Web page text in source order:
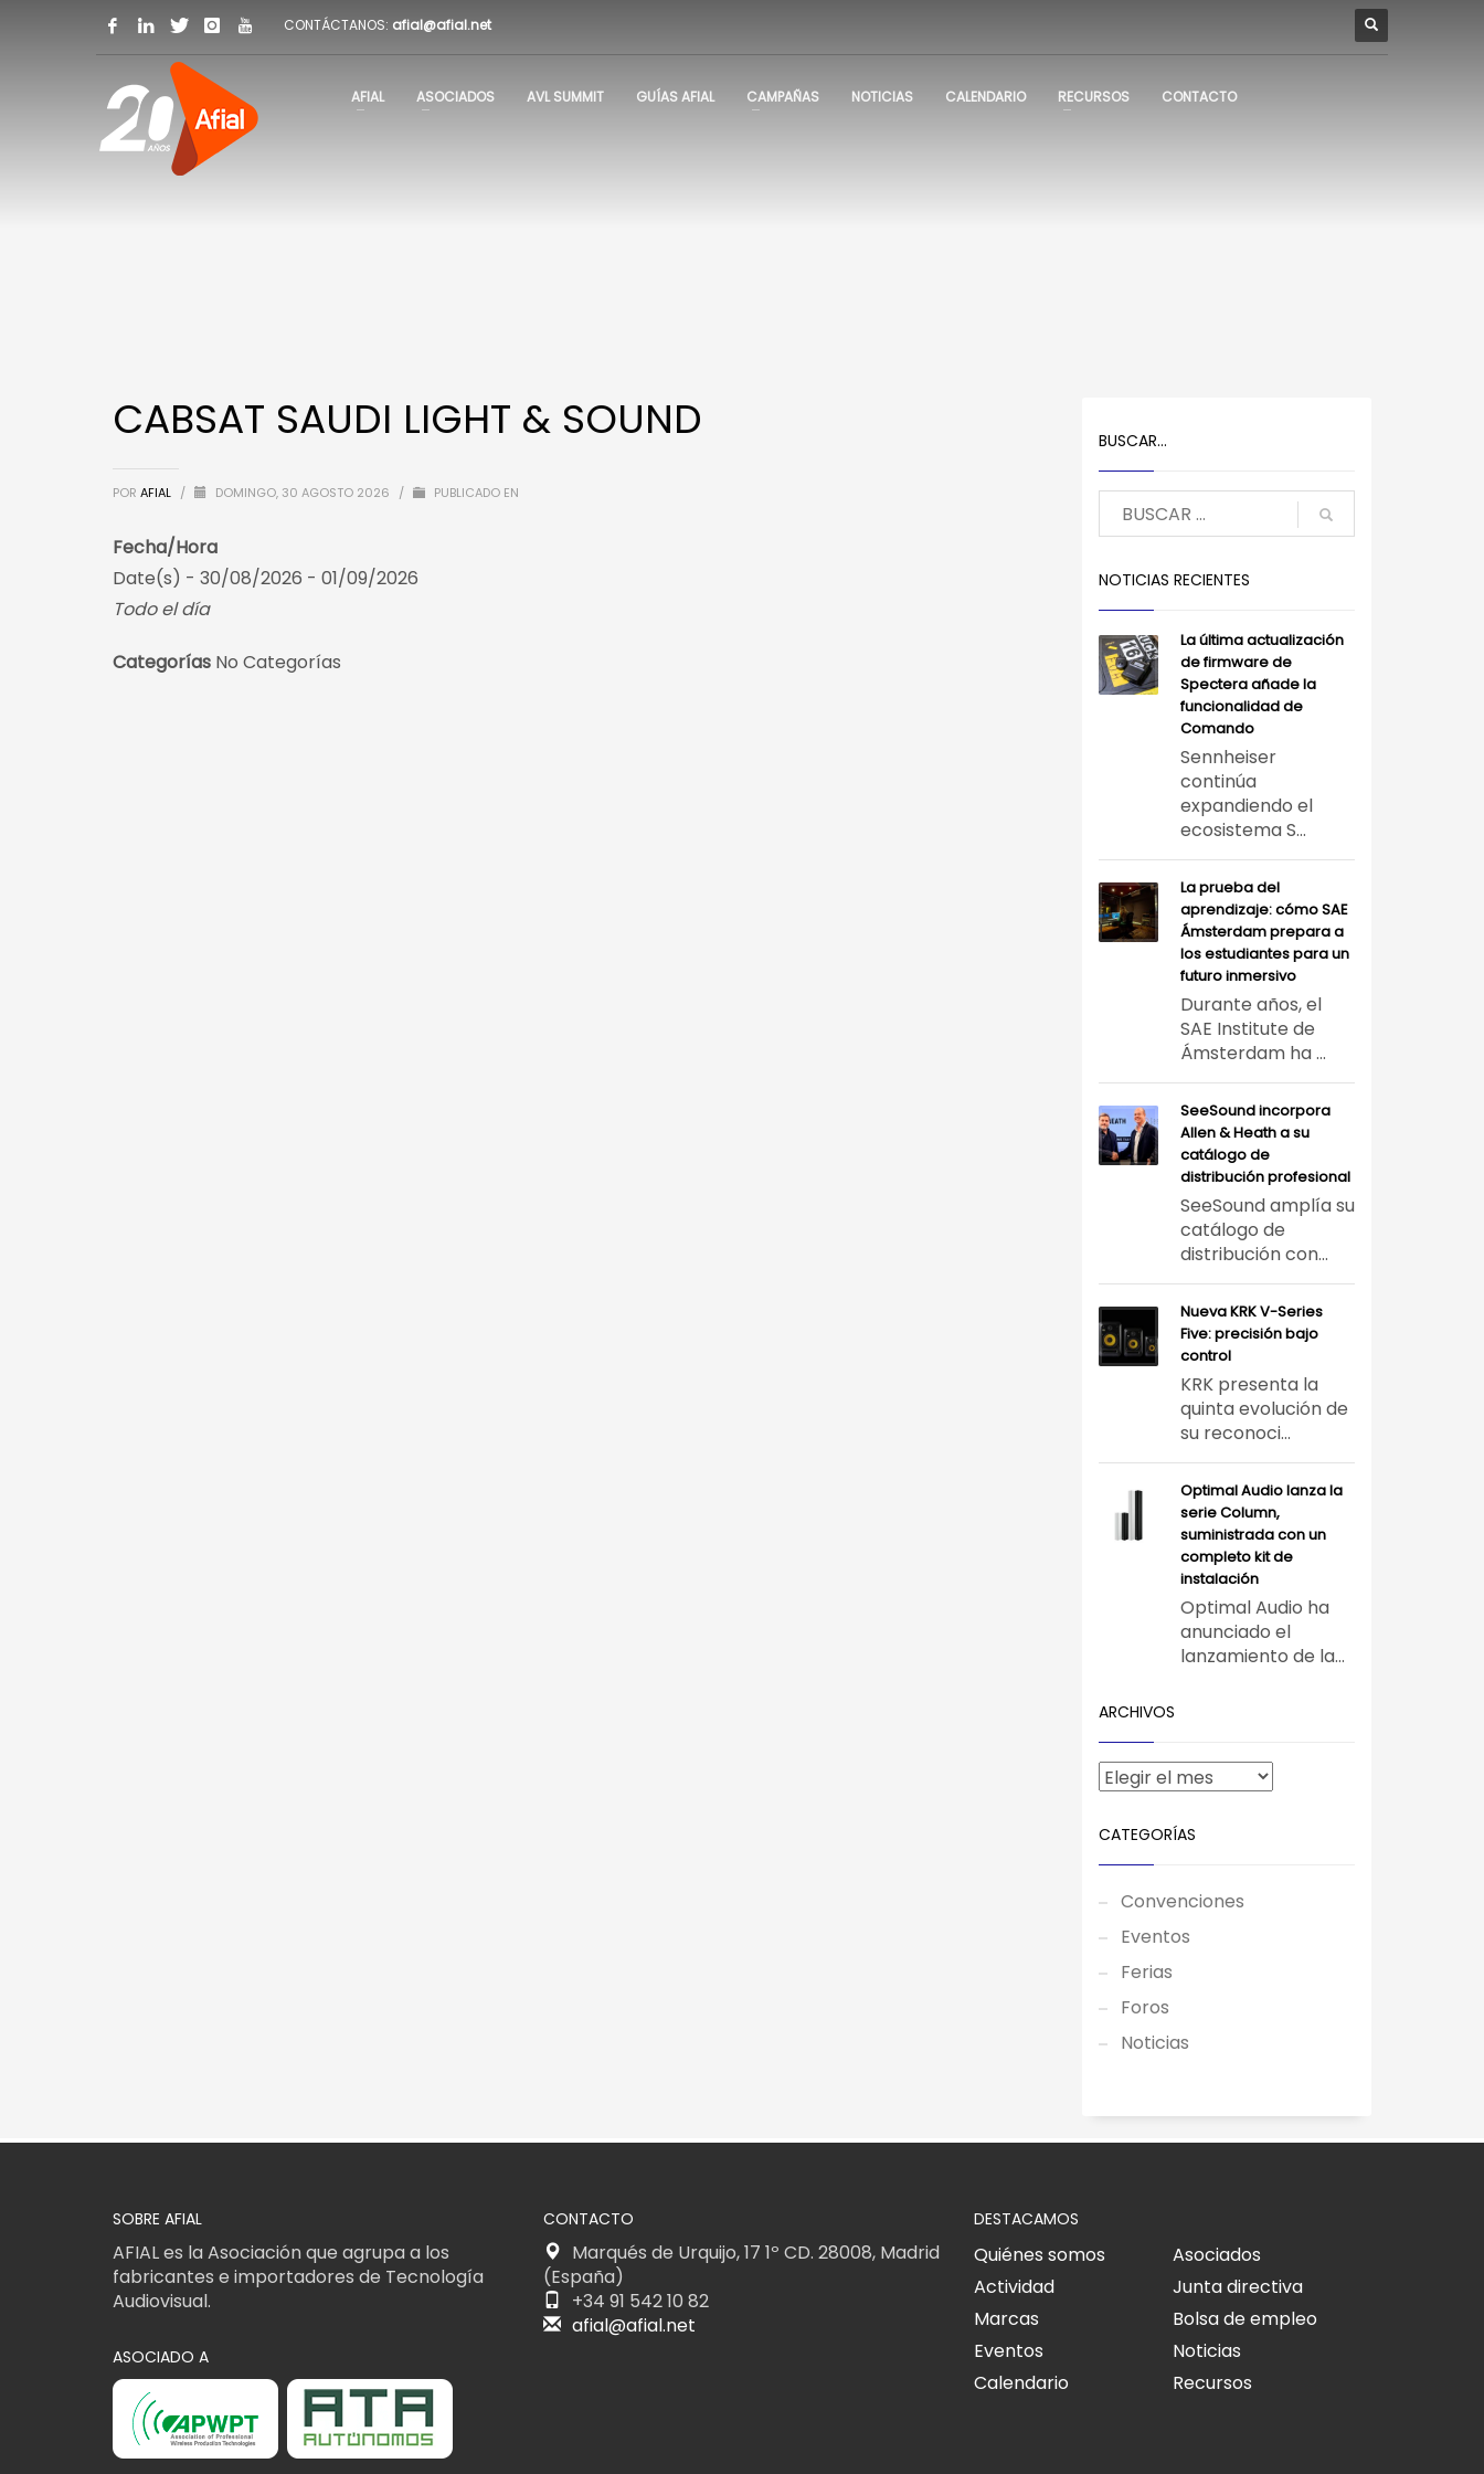
CONTÁCTANOS: afial@afial.net
AFIAL ASOCIADOS AVL SUMMIT GUÍAS AFIAL CAMPAÑAS NOTICIAS CALENDARIO RECURSOS CONTACTO
CABSAT SAUDI LIGHT & SOUND
POR AFIAL / DOMINGO, 30 AGOSTO 2026 / PUBLICADO EN
Fecha/Hora
Date(s) - 30/08/2026 - 01/09/2026
Todo el día
Categorías No Categorías
BUSCAR…
NOTICIAS RECIENTES
La última actualización
de firmware de
Spectera añade la
funcionalidad de
Comando
Sennheiser
continúa
expandiendo el
ecosistema S...
La prueba del
aprendizaje: cómo SAE
Ámsterdam prepara a
los estudiantes para un
futuro inmersivo
Durante años, el
SAE Institute de
Ámsterdam ha ...
SeeSound incorpora
Allen & Heath a su
catálogo de
distribución profesional
SeeSound amplía su
catálogo de
distribución con...
Nueva KRK V-Series
Five: precisión bajo
control
KRK presenta la
quinta evolución de
su reconoci...
Optimal Audio lanza la
serie Column,
suministrada con un
completo kit de
instalación
Optimal Audio ha
anunciado el
lanzamiento de la...
ARCHIVOS
CATEGORÍAS
Convenciones
Eventos
Ferias
Foros
Noticias
SOBRE AFIAL
AFIAL es la Asociación que agrupa a los
fabricantes e importadores de Tecnología
Audiovisual.
ASOCIADO A
CONTACTO
Marqués de Urquijo, 17 1º CD. 28008, Madrid
(España)
+34 91 542 10 82
afial@afial.net
DESTACAMOS
Quiénes somos
Asociados
Actividad
Junta directiva
Marcas
Bolsa de empleo
Eventos
Noticias
Calendario
Recursos